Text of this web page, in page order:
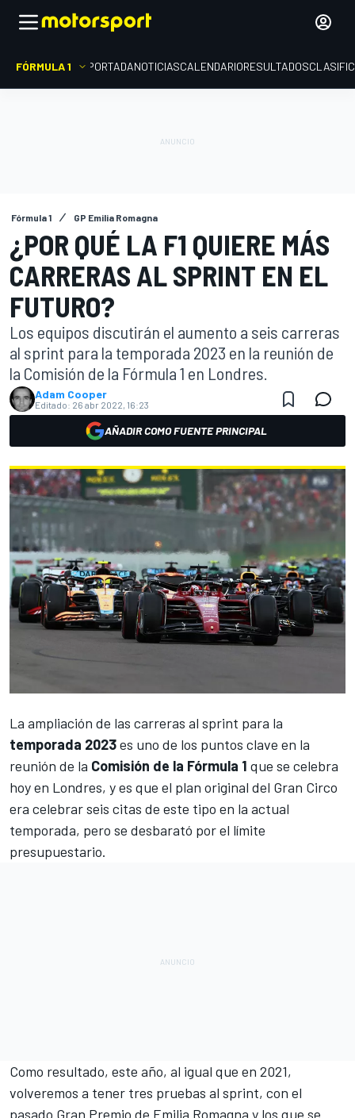
FÓRMULA 1 PORTADANOTICIASCALENDARIORESULTADOS
Fórmula 1 GP Emilia Romagna
¿POR QUÉ LA F1 QUIERE MÁS
CARRERAS AL SPRINT EN EL
FUTURO?
Los equipos discutirán el aumento a seis carreras
al sprint para la temporada 2023 en la reunión de
la Comisión de la Fórmula 1 en Londres.
Adam Cooper
Editado: 26 abr 2022, 16:23
AÑADIR COMO FUENTE PRINCIPAL
La ampliación de las carreras al sprint para la
temporada 2023es uno de los puntos clave en la
reunión de la Comisión de la Fórmula 1 que se celebra
hoy en Londres, y es que el plan original del Gran Circo
era celebrar seis citas de este tipo en la actual
temporada, pero se desbarató por el límite
presupuestario.
Como resultado, este año, al igual que en 2021,
volveremos a tener tres pruebas al sprint, con el
pasado Gran Premio de Emilia Romagna y los que se